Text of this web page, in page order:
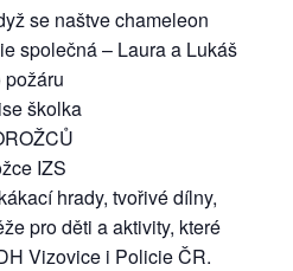
se naštve chameleon
společná – Laura a Lukáš
školka
IZS
hrady, tvořivé dílny,
pro děti a aktivity, které
Vizovice i Policie ČR.